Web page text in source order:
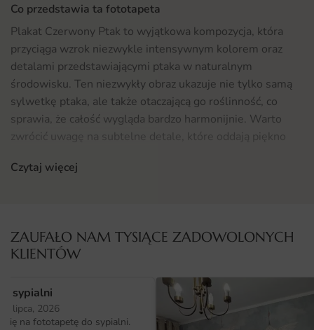
Co przedstawia ta fototapeta
Plakat Czerwony Ptak to wyjątkowa kompozycja, która
przyciąga wzrok niezwykle intensywnym kolorem oraz
detalami przedstawiającymi ptaka w naturalnym
środowisku. Ten niezwykły obraz ukazuje nie tylko samą
sylwetkę ptaka, ale także otaczającą go roślinność, co
sprawia, że całość wygląda bardzo harmonijnie. Warto
zwrócić uwagę na subtelne detale, które oddają piękno
każdego wnętrza odrobinę egzotyki i świeżości.
w różnych przestrzeniach. Może być idealnym
uzupełnieniem ściany w salonie, sypialni czy biurze. Dzięki
swojej estetyce i subtelności pasuje zarówno do
nowoczesnych, jak i klasycznych wnętrz. Oprócz tego,
fototapeta może być doskonałym elementem
Czytaj więcej
ZAUFAŁO NAM TYSIĄCE ZADOWOLONYCH
KLIENTÓW
sypialni
lipca, 2026
się na fototapetę do sypialni.